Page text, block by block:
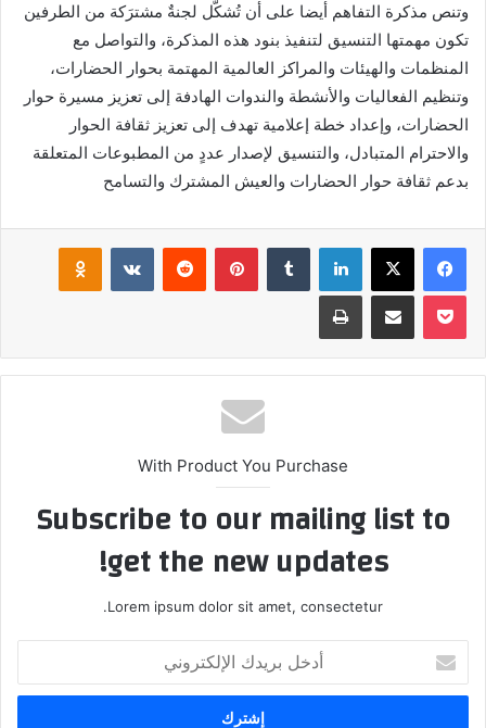
وتنص مذكرة التفاهم أيضا على أن تُشكَّل لجنةٌ مشترَكة من الطرفين
تكون مهمتها التنسيق لتنفيذ بنود هذه المذكرة، والتواصل مع
المنظمات والهيئات والمراكز العالمية المهتمة بحوار الحضارات،
وتنظيم الفعاليات والأنشطة والندوات الهادفة إلى تعزيز مسيرة حوار
الحضارات، وإعداد خطة إعلامية تهدف إلى تعزيز ثقافة الحوار
والاحترام المتبادل، والتنسيق لإصدار عددٍ من المطبوعات المتعلقة
بدعم ثقافة حوار الحضارات والعيش المشترك والتسامح
فيسبوك ‫X لينكدإن بينتيريست
‫Pocket مشاركة عبر البريد طباعة
With Product You Purchase
Subscribe to our mailing list to
get the new updates!
Lorem ipsum dolor sit amet, consectetur.
بريدك
الإلكتروني